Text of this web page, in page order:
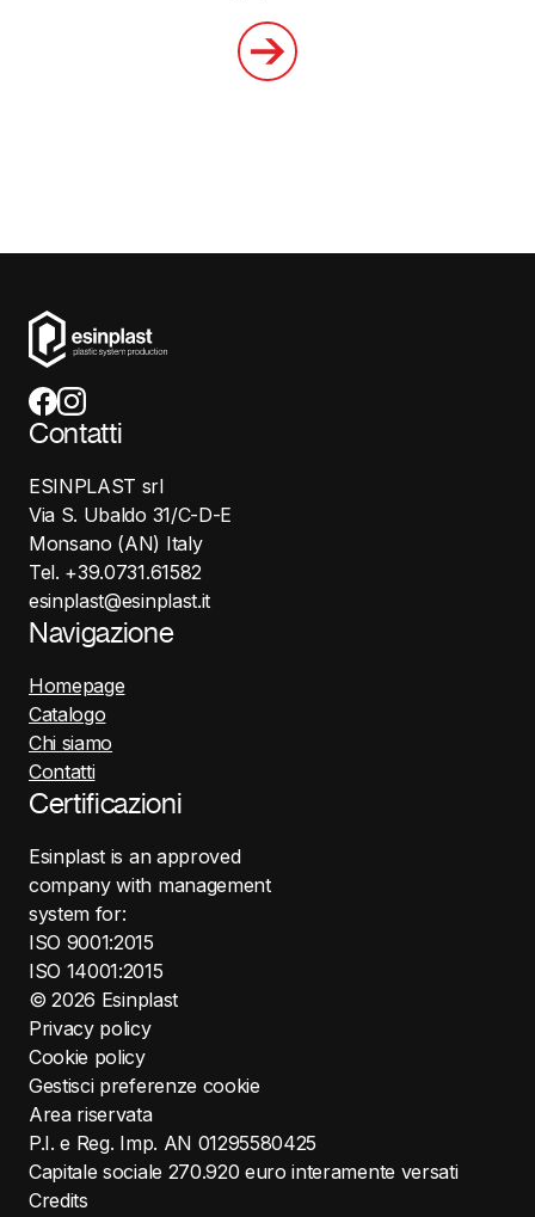
Contatti
ESINPLAST srl
Via S. Ubaldo 31/C-D-E
Monsano (AN) Italy
Tel. +39.0731.61582
esinplast@esinplast.it
Navigazione
Homepage
Catalogo
Chi siamo
Contatti
Certificazioni
Esinplast is an approved
company with management
system for:
ISO 9001:2015
ISO 14001:2015
©2026 Esinplast
Privacy policy
Cookie policy
Gestisci preferenze cookie
Area riservata
P.I. e Reg. Imp. AN 01295580425
Capitale sociale 270.920 euro interamente versati
Credits